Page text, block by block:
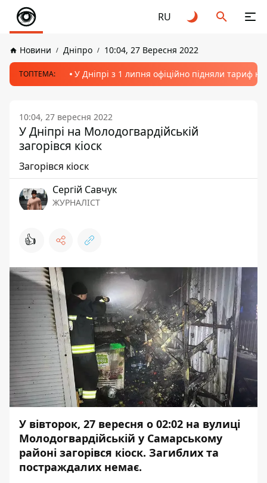
RU
Новини Дніпро 10:04, 27 Вересня 2022
ТОПТЕМА: У Дніпрі з 1 липня офіційно підняли тариф
10:04, 27 вересня 2022
У Дніпрі на Молодогвардійській
загорівся кіоск
Загорівся кіоск
Сергій Савчук
ЖУРНАЛІСТ
👍
У вівторок, 27 вересня о 02:02 на вулиці
Молодогвардійській у Самарському
районі загорівся кіоск. Загиблих та
постраждалих немає.